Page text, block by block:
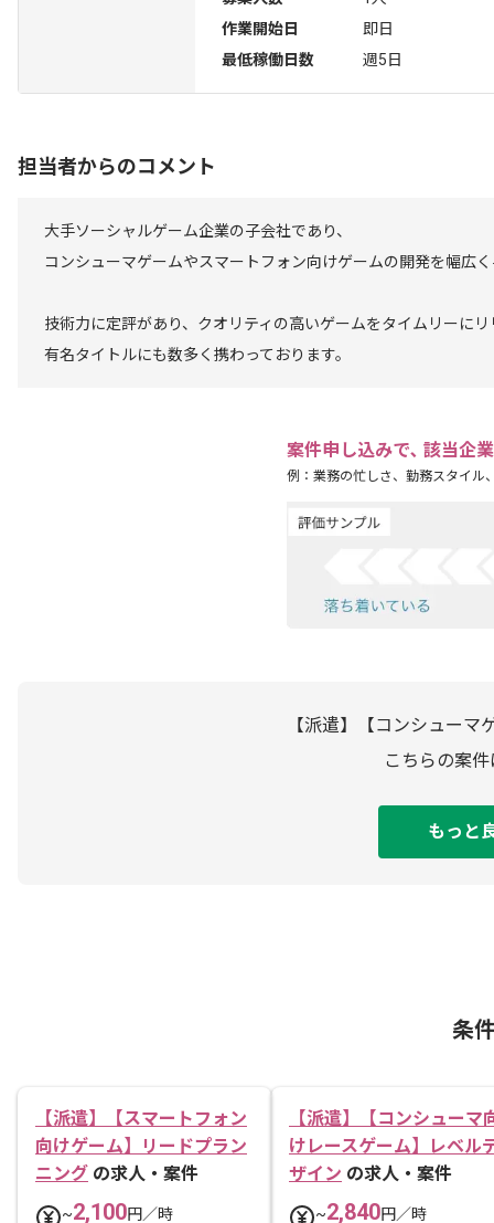
作業開始日
即日
最低稼働日数
週5日
担当者からのコメント
大手ソーシャルゲーム企業の子会社であり、
コンシューマゲームやスマートフォン向けゲームの開発を幅広
技術力に定評があり、クオリティの高いゲームをタイムリーに
有名タイトルにも数多く携わっております。
案件申し込みで､ 該当企
例：業務の忙しさ、勤務スタイル
【派遣】【コンシュー
こちらの案
もっと
条
【派遣】【スマートフォン
向けゲーム】リードプラン
ニング の求人・案件
~2,100円／時
【派遣】【コンシューマ
けレースゲーム】レベル
ザイン の求人・案件
~2,840円／時